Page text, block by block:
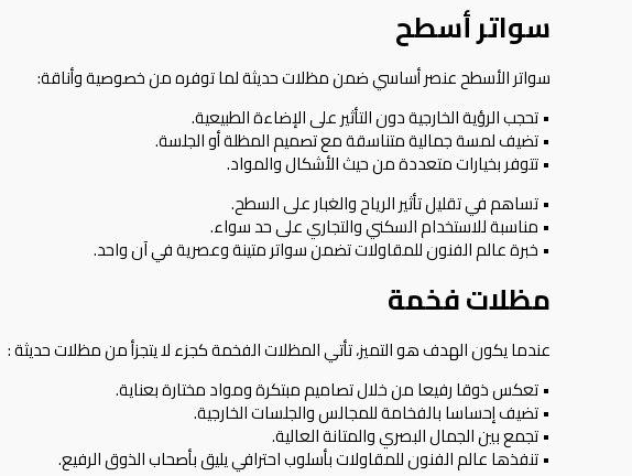
سواتر أسطح
سواتر الأسطح عنصر أساسي ضمنمظلاتحديثة لما توفره من خصوصية وأناقة:
• تحجب الرؤية الخارجية دون التأثير على الإضاءة الطبيعية.
• تضيف لمسة جمالية متناسقة مع تصميم المظلة أو الجلسة.
• تتوفر بخيارات متعددة من حيث الأشكال والمواد.
• تساهم في تقليل تأثير الرياح والغبار على السطح.
• مناسبة للاستخدام السكني والتجاري على حد سواء.
• خبرة عالم الفنون للمقاولات تضمن سواتر متينة وعصرية في آن واحد.
مظلات فخمة
عندما يكون الهدف هو التميز، تأتيالمظلاتالفخمة كجزء لا يتجزأ منمظلاتحديثة :
• تعكس ذوقا رفيعا من خلال تصاميم مبتكرة ومواد مختارة بعناية.
• تضيف إحساسا بالفخامة للمجالس والجلسات الخارجية.
• تجمع بين الجمال البصري والمتانة العالية.
• تنفذها عالم الفنون للمقاولات بأسلوب احترافي يليق بأصحاب الذوق الرفيع.